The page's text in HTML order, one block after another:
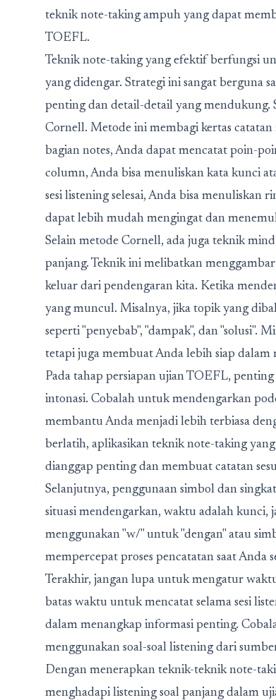
teknik note-taking ampuh yang dapat
TOEFL.
Teknik note-taking yang efektif berfungsi
yang didengar. Strategi ini sangat berguna
penting dan detail-detail yang mendukung.
Cornell. Metode ini membagi kertas
bagian notes, Anda dapat mencatat poin-
column, Anda bisa menuliskan kata kunci
sesi listening selesai, Anda bisa menuliskan
dapat lebih mudah mengingat dan
Selain metode Cornell, ada juga teknik
panjang. Teknik ini melibatkan
keluar dari pendengaran kita. Ketika
yang muncul. Misalnya, jika topik yang
seperti "penyebab", "dampak", dan "solusi".
tetapi juga membuat Anda lebih siap dalam
Pada tahap persiapan ujian TOEFL,
intonasi. Cobalah untuk mendengarkan
membantu Anda menjadi lebih terbiasa
berlatih, aplikasikan teknik note-taking
dianggap penting dan membuat catatan
Selanjutnya, penggunaan simbol dan
situasi mendengarkan, waktu adalah kunci,
menggunakan "w/" untuk "dengan" atau
mempercepat proses pencatatan saat Anda
Terakhir, jangan lupa untuk mengatur
batas waktu untuk mencatat selama sesi
dalam menangkap informasi penting.
menggunakan soal-soal listening dari
Dengan menerapkan teknik-teknik note-
menghadapi listening soal panjang dalam